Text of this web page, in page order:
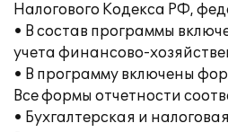
Налогового Кодекса РФ,
• В состав программы
учета финансово-
• В программу включены
Все формы отчетности
• Бухгалтерская и